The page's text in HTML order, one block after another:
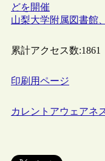
どを開催
山梨大学附属図書館
累計アクセス数:1861
印刷用ページ
カレントアウェアネ